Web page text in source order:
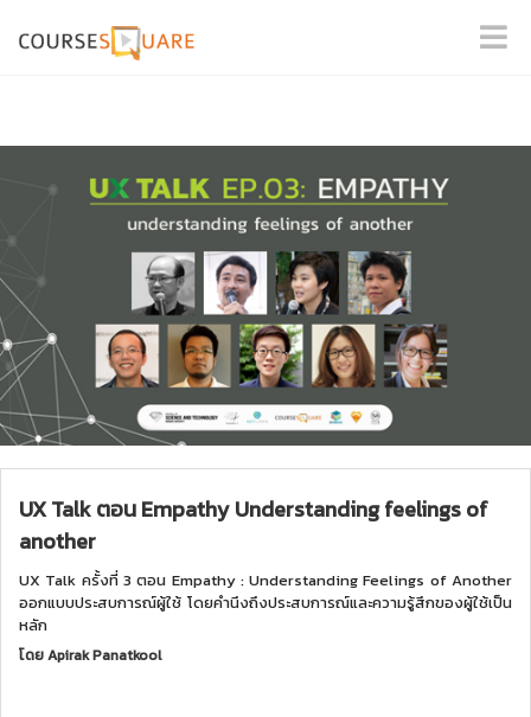
UX Talk ตอน Empathy Understanding feelings of
another
UX Talk ครั้งที่ 3 ตอน Empathy : Understanding Feelings of Another
ออกแบบประสบการณ์ผู้ใช้ โดยคำนึงถึงประสบการณ์และความรู้สึกของผู้ใช้เป็น
หลัก
โดยApirak Panatkool